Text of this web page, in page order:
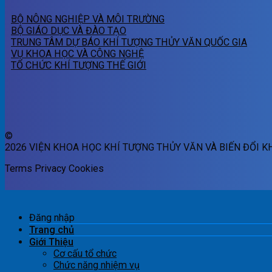
BỘ NÔNG NGHIỆP VÀ MÔI TRƯỜNG
BỘ GIÁO DỤC VÀ ĐÀO TẠO
TRUNG TÂM DỰ BÁO KHÍ TƯỢNG THỦY VĂN QUỐC GIA
VỤ KHOA HỌC VÀ CÔNG NGHỆ
TỔ CHỨC KHÍ TƯỢNG THẾ GIỚI
©
2026 VIỆN KHOA HỌC KHÍ TƯỢNG THỦY VĂN VÀ BIẾN ĐỔI
Terms Privacy Cookies
Đăng nhập
Trang chủ
Giới Thiệu
Cơ cấu tổ chức
Chức năng nhiệm vụ